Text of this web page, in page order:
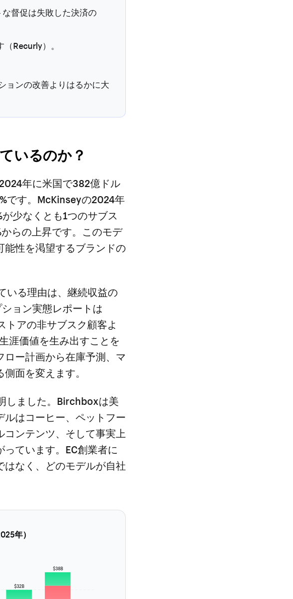
督促は失敗した決済の
Recurly）。
ョンの改善よりはるかに大
いるのか？
年に米国で382億ドル
です。McKinseyの2024年
少なくとも1つのサブス
らの上昇です。このモデ
性を渇望するブランドの
いる理由は、継続収益の
ョン実態レポートは
トアの非サブスク顧客よ
涯価値を生み出すことを
ー計画から在庫予測、マ
面を変えます。
しました。Birchboxは美
はコーヒー、ペットフー
コンテンツ、そして事実上
ています。EC創業者に
はなく、どのモデルが自社
年）
$32B
$38B